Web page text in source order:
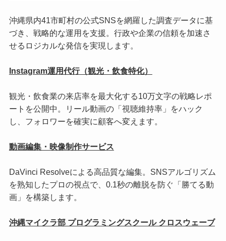
沖縄県内41市町村の公式SNSを網羅した調査データに基
づき、戦略的な運用を支援。行政や企業の信頼を加速さ
せるロジカルな発信を実現します。
Instagram運用代行（観光・飲食特化）
観光・飲食業の来店率を最大化する10万文字の戦略レポ
ートを公開中。リール動画の「視聴維持率」をハック
し、フォロワーを確実に顧客へ変えます。
動画編集・映像制作サービス
DaVinci Resolveによる高品質な編集。SNSアルゴリズム
を熟知したプロの視点で、0.1秒の離脱を防ぐ「勝てる動
画」を構築します。
沖縄マイクラ部 プログラミングスクール クロスウェーブ